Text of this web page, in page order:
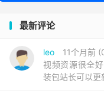
最新评论
leo
11个月前
视频资源很全
装包站长可以更